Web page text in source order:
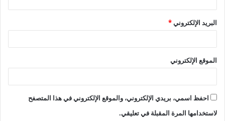
البريد الإلكتروني*
الموقع الإلكتروني
احفظ اسمي، بريدي الإلكتروني، والموقع الإلكتروني في هذا المتصفح
لاستخدامها المرة المقبلة في تعليقي.